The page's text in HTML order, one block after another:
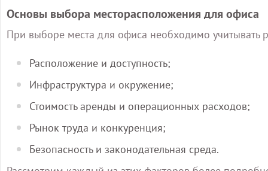
Основы выбора месторасположения для офиса
При выборе места для офиса необходимо учитывать
Расположение и доступность;
Инфраструктура и окружение;
Стоимость аренды и операционных расходов;
Рынок труда и конкуренция;
Безопасность и законодательная среда.